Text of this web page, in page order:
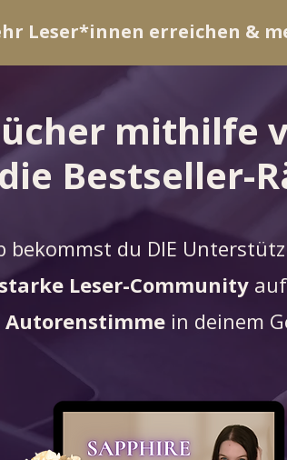
Leser*innen erreichen &
mithilfe
Bestseller-
bekommst du DIE
Leser-Community
in deinem